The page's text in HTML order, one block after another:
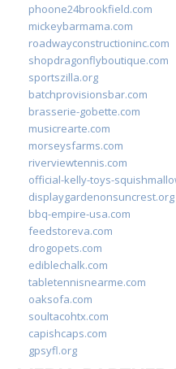
phoone24brookfield.com
mickeybarmama.com
roadwayconstructioninc.com
shopdragonflyboutique.com
sportszilla.org
batchprovisionsbar.com
brasserie-gobette.com
musicrearte.com
morseysfarms.com
riverviewtennis.com
official-kelly-toys-
displaygardenonsuncrest.org
bbq-empire-usa.com
feedstoreva.com
drogopets.com
ediblechalk.com
tabletennisnearme.com
oaksofa.com
soultacohtx.com
capishcaps.com
gpsyfl.org